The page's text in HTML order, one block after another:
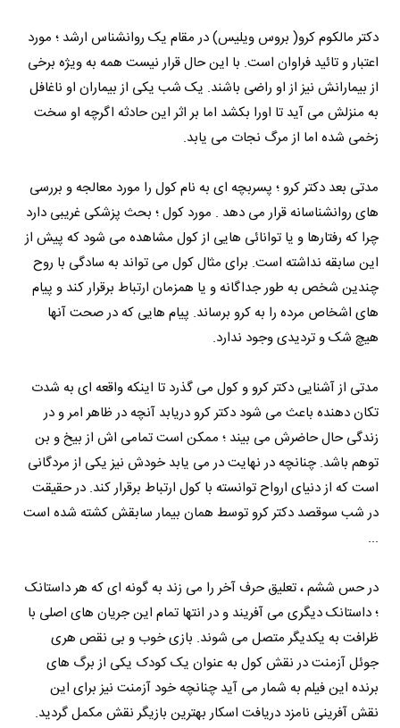
دکتر مالکوم کرو( بروس ویلیس) در مقام یک روانشناس ارشد ؛ مورد
اعتبار و تائید فراوان است. با این حال قرار نیست همه به ویژه برخی
از بیمارانش نیز از او راضی باشند. یک شب یکی از بیماران او ناغافل
به منزلش می آید تا اورا بکشد اما بر اثر این حادثه اگرچه او سخت
زخمی شده اما از مرگ نجات می یابد.
مدتی بعد دکتر کرو ؛ پسربچه ای به نام کول را مورد معالجه و بررسی
های روانشناسانه قرار می دهد . مورد کول ؛ بحث پزشکی غریبی دارد
چرا که رفتارها و یا توانائی هایی از کول مشاهده می شود که پیش از
این سابقه نداشته است. برای مثال کول می تواند به سادگی با روح
چندین شخص به طور جداگانه و یا همزمان ارتباط برقرار کند و پیام
های اشخاص مرده را به کرو برساند. پیام هایی که در صحت آنها
هیچ شک و تردیدی وجود ندارد.
مدتی از آشنایی دکتر کرو و کول می گذرد تا اینکه واقعه ای به شدت
تکان دهنده باعث می شود دکتر کرو دریابد آنچه در ظاهر امر و در
زندگی حال حاضرش می بیند ؛ ممکن است تمامی اش از بیخ و بن
توهم باشد. چنانچه در نهایت در می یابد خودش نیز یکی از مردگانی
است که از دنیای ارواح توانسته با کول ارتباط برقرار کند. در حقیقت
در شب سوقصد دکتر کرو توسط همان بیمار سابقش کشته شده است
...
در حس ششم ، تعلیق حرف آخر را می زند به گونه ای که هر داستانک
؛ داستانک دیگری می آفریند و در انتها تمام این جریان های اصلی با
ظرافت به یکدیگر متصل می شوند. بازی خوب و بی نقص هری
جوئل آزمنت در نقش کول به عنوان یک کودک یکی از برگ های
برنده این فیلم به شمار می آید چنانچه خود آزمنت نیز برای این
نقش آفرینی نامزد دریافت اسکار بهترین بازیگر نقش مکمل گردید.